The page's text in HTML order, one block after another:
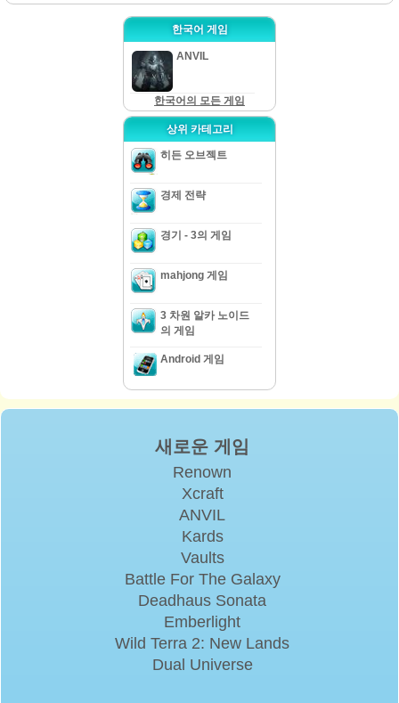
한국어 게임
ANVIL
한국어의 모든 게임
상위 카테고리
히든 오브젝트
경제 전략
경기 - 3의 게임
mahjong 게임
3 차원 알카 노이드
의 게임
Android 게임
새로운 게임
Renown
Xcraft
ANVIL
Kards
Vaults
Battle For The Galaxy
Deadhaus Sonata
Emberlight
Wild Terra 2: New Lands
Dual Universe